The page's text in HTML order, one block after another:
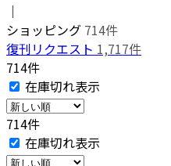
｜
ショッピング 714件
復刊リクエスト 1,717件
714件
在庫切れ表示
714件
在庫切れ表示